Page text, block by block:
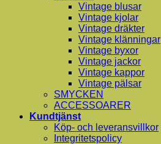
Vintage blusar
Vintage kjolar
Vintage dräkter
Vintage klänningar
Vintage byxor
Vintage jackor
Vintage kappor
Vintage pälsar
SMYCKEN
ACCESSOARER
Kundtjänst
Köp- och leveransvillkor
Integritetspolicy